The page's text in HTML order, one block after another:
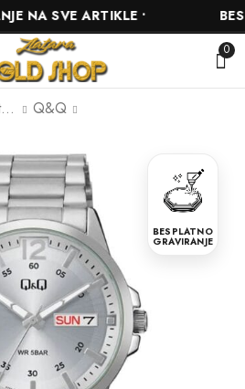
SVE ARTIKLE •
0
Muški Satovi Q&Q
Q&Q C04A-038PY
Q&Q A36A-003PY
BESPLATNO
GRAVIRANJE